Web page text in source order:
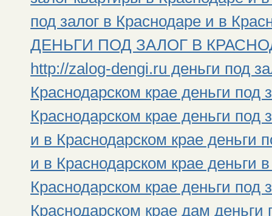
под залог в Краснодаре и в
ДЕНЬГИ ПОД ЗАЛОГ В
http://zalog-dengi.ru деньги под
Краснодарском крае деньги под
Краснодарском крае деньги
и в Краснодарском крае деньги
и в Краснодарском крае деньги
Краснодарском крае деньги под
Краснодарском крае дам деньги